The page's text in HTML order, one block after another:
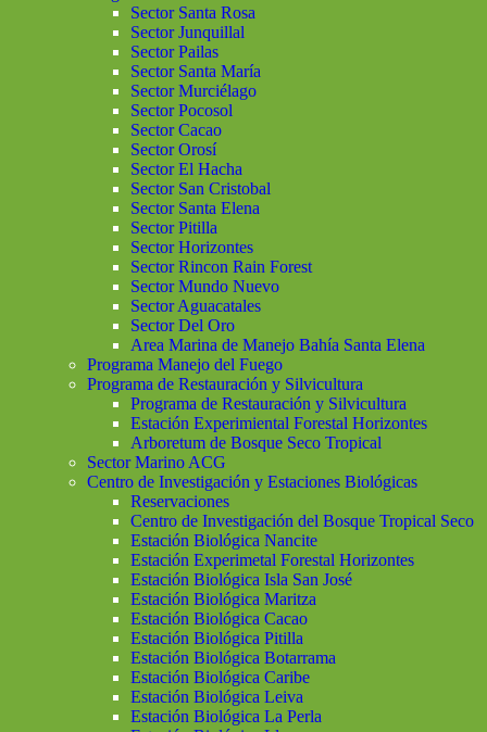
Sector Santa Rosa
Sector Junquillal
Sector Pailas
Sector Santa María
Sector Murciélago
Sector Pocosol
Sector Cacao
Sector Orosí
Sector El Hacha
Sector San Cristobal
Sector Santa Elena
Sector Pitilla
Sector Horizontes
Sector Rincon Rain Forest
Sector Mundo Nuevo
Sector Aguacatales
Sector Del Oro
Area Marina de Manejo Bahía Santa Elena
Programa Manejo del Fuego
Programa de Restauración y Silvicultura
Programa de Restauración y Silvicultura
Estación Experimiental Forestal Horizontes
Arboretum de Bosque Seco Tropical
Sector Marino ACG
Centro de Investigación y Estaciones Biológicas
Reservaciones
Centro de Investigación del Bosque Tropical Seco
Estación Biológica Nancite
Estación Experimetal Forestal Horizontes
Estación Biológica Isla San José
Estación Biológica Maritza
Estación Biológica Cacao
Estación Biológica Pitilla
Estación Biológica Botarrama
Estación Biológica Caribe
Estación Biológica Leiva
Estación Biológica La Perla